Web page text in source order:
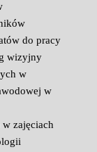
do pracy
wizyjny
w
w
w zajęciach